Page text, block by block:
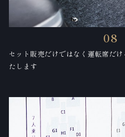
08
セット販売だけではなく運転席だ
たします